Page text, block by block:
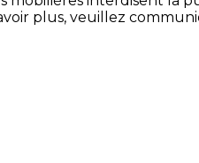
plus, veuillez